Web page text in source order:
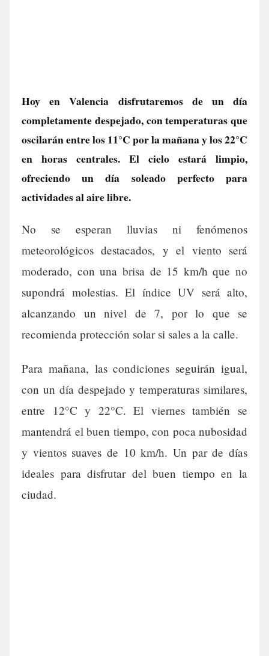
Hoy en Valencia disfrutaremos de un día
completamente despejado, con temperaturas que
oscilarán entre los 11°C por la mañana y los 22°C
en horas centrales. El cielo estará limpio,
ofreciendo un día soleado perfecto para
actividades al aire libre.
No se esperan lluvias ni fenómenos
meteorológicos destacados, y el viento será
moderado, con una brisa de 15 km/h que no
supondrá molestias. El índice UV será alto,
alcanzando un nivel de 7, por lo que se
recomienda protección solar si sales a la calle.
Para mañana, las condiciones seguirán igual,
con un día despejado y temperaturas similares,
entre 12°C y 22°C. El viernes también se
mantendrá el buen tiempo, con poca nubosidad
y vientos suaves de 10 km/h. Un par de días
ideales para disfrutar del buen tiempo en la
ciudad.